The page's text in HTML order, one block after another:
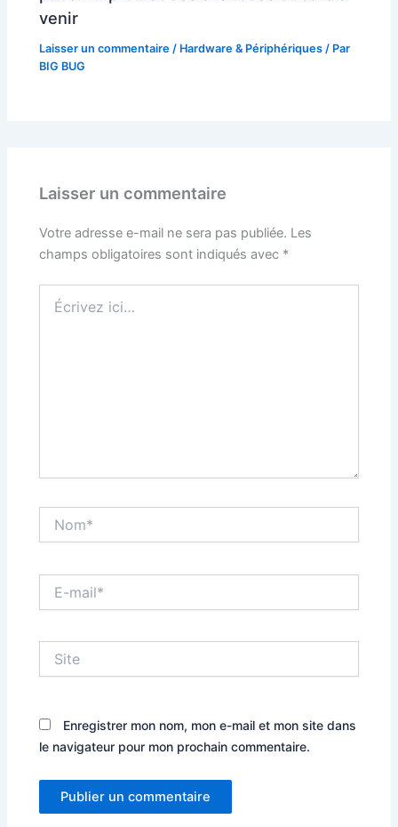
venir
Laisser un commentaire / Hardware & Périphériques / Par
BIG BUG
Laisser un commentaire
Votre adresse e-mail ne sera pas publiée. Les
champs obligatoires sont indiqués avec *
ici…
mail*
Enregistrer mon nom, mon e-mail et mon site dans
le navigateur pour mon prochain commentaire.